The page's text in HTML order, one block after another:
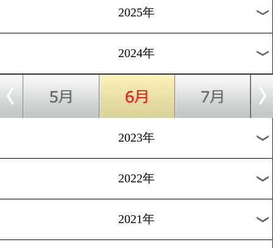
[前日計量]2024.5.25
中塚貴大(JBS)移動中! 和歌
26日試合
[前日計量]2024.5.17
辰吉寿以輝vsチャイワット
者KO宣言!
1